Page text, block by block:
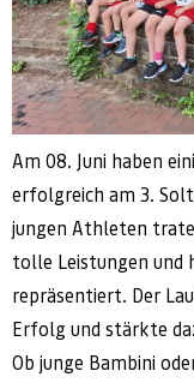
Am 08. Juni haben
erfolgreich am 3.
jungen Athleten
tolle Leistungen und
repräsentiert. Der
Erfolg und stärkte
Ob junge Bambini